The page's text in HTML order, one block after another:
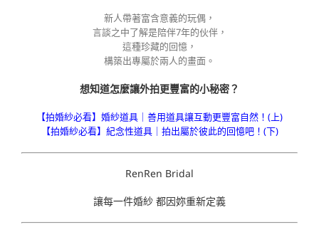
新人帶著富含意義的玩偶，
言談之中了解是陪伴7年的伙伴，
這種珍藏的回憶，
構築出專屬於兩人的畫面。
想知道怎麼讓外拍更豐富的小秘密？
【拍婚紗必看】婚紗道具｜善用道具讓互動更豐富自然！(上)
【拍婚紗必看】紀念性道具｜拍出屬於彼此的回憶吧！(下)
RenRen Bridal
讓每一件婚紗 都因妳重新定義